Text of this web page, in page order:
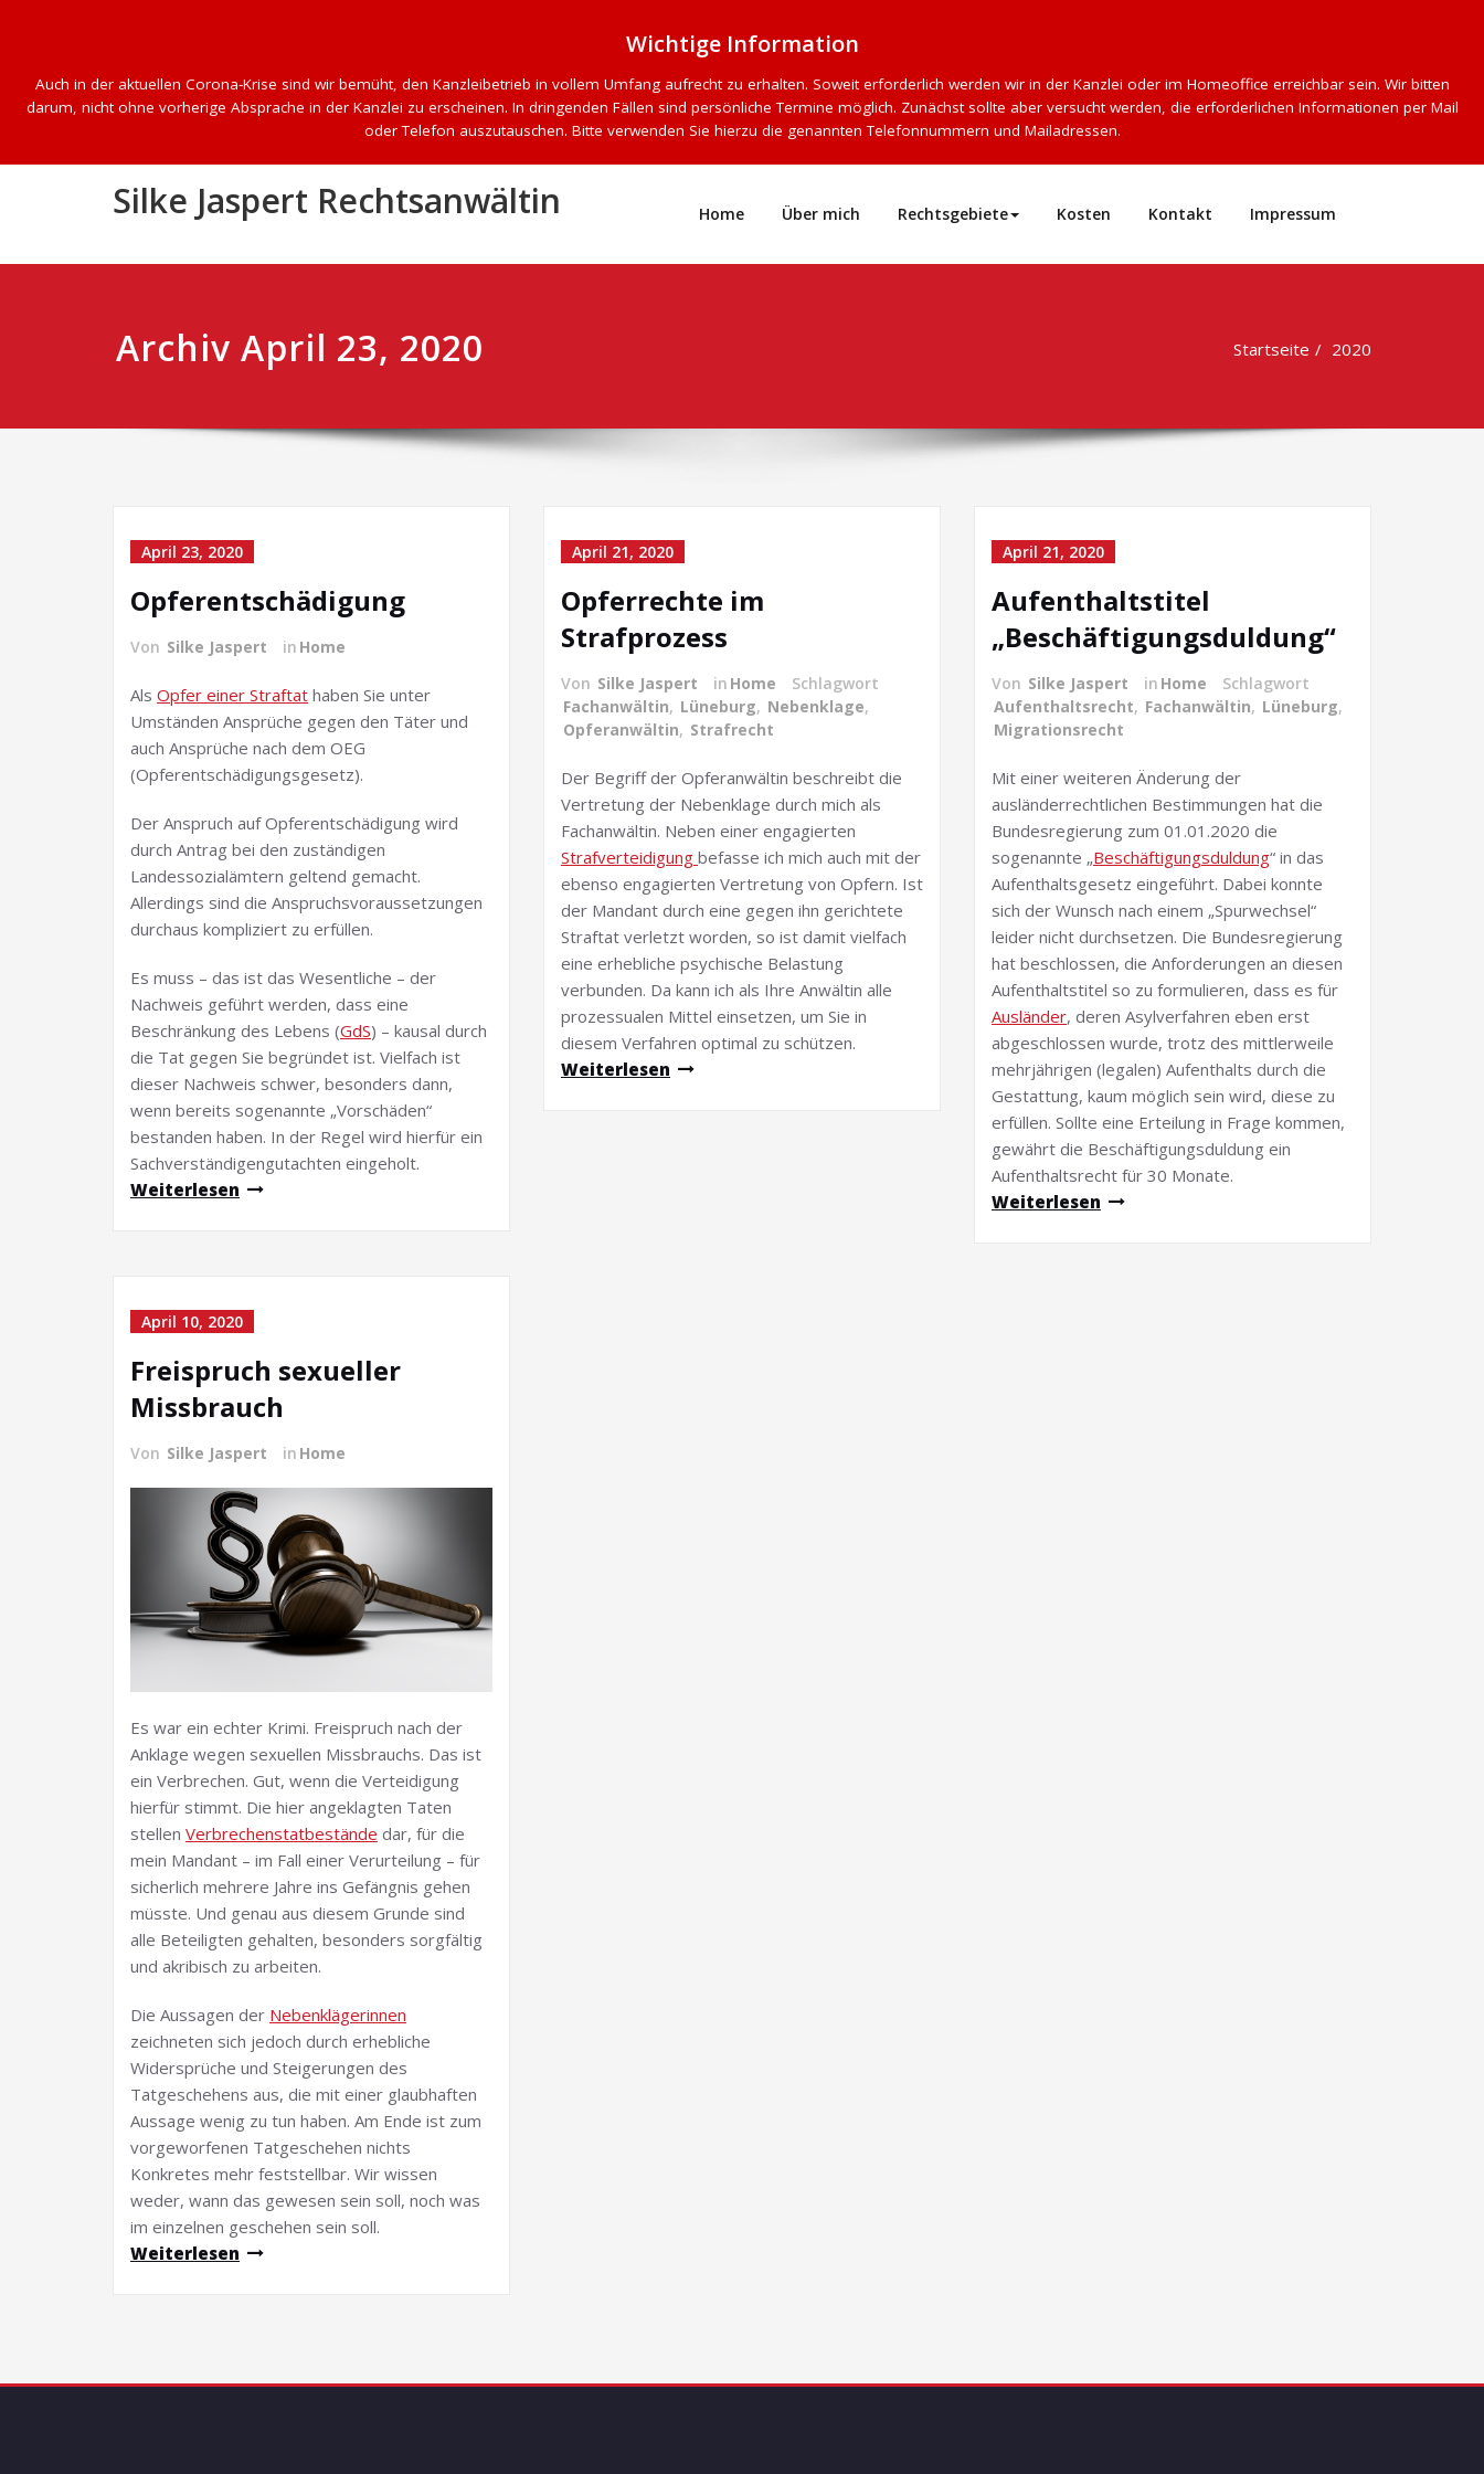
Wichtige Information
Auch in der aktuellen Corona-Krise sind wir bemüht, den Kanzleibetrieb in vollem Umfang aufrecht zu erhalten. Soweit erforderlich werden wir in der Kanzlei oder im Homeoffice erreichbar sein. Wir bitten
darum, nicht ohne vorherige Absprache in der Kanzlei zu erscheinen. In dringenden Fällen sind persönliche Termine möglich. Zunächst sollte aber versucht werden, die erforderlichen Informationen per Mail
oder Telefon auszutauschen. Bitte verwenden Sie hierzu die genannten Telefonnummern und Mailadressen.
Silke Jaspert Rechtsanwältin Home Über mich Rechtsgebiete Kosten Kontakt Impressum
Archiv April 23, 2020 Startseite 2020
April 23, 2020
Opferentschädigung
Von Silke Jaspert in Home
Als Opfer einer Straftat haben Sie unter
Umständen Ansprüche gegen den Täter und
auch Ansprüche nach dem OEG
(Opferentschädigungsgesetz).
Der Anspruch auf Opferentschädigung wird
durch Antrag bei den zuständigen
Landessozialämtern geltend gemacht.
Allerdings sind die Anspruchsvoraussetzungen
durchaus kompliziert zu erfüllen.
Es muss – das ist das Wesentliche – der
Nachweis geführt werden, dass eine
Beschränkung des Lebens (GdS) – kausal durch
die Tat gegen Sie begründet ist. Vielfach ist
dieser Nachweis schwer, besonders dann,
wenn bereits sogenannte „Vorschäden“
bestanden haben. In der Regel wird hierfür ein
Sachverständigengutachten eingeholt.
Weiterlesen
April 10, 2020
Freispruch sexueller
Missbrauch
Von Silke Jaspert in Home
Es war ein echter Krimi. Freispruch nach der
Anklage wegen sexuellen Missbrauchs. Das ist
ein Verbrechen. Gut, wenn die Verteidigung
hierfür stimmt. Die hier angeklagten Taten
stellen Verbrechenstatbestände dar, für die
mein Mandant – im Fall einer Verurteilung – für
sicherlich mehrere Jahre ins Gefängnis gehen
müsste. Und genau aus diesem Grunde sind
alle Beteiligten gehalten, besonders sorgfältig
und akribisch zu arbeiten.
Die Aussagen der Nebenklägerinnen
zeichneten sich jedoch durch erhebliche
Widersprüche und Steigerungen des
Tatgeschehens aus, die mit einer glaubhaften
Aussage wenig zu tun haben. Am Ende ist zum
vorgeworfenen Tatgeschehen nichts
Konkretes mehr feststellbar. Wir wissen
weder, wann das gewesen sein soll, noch was
im einzelnen geschehen sein soll.
Weiterlesen
April 21, 2020
Opferrechte im
Strafprozess
Von Silke Jaspert in Home
Schlagwort
Fachanwältin, Lüneburg, Nebenklage,
Opferanwältin, Strafrecht
Der Begriff der Opferanwältin beschreibt die
Vertretung der Nebenklage durch mich als
Fachanwältin. Neben einer engagierten
Strafverteidigung befasse ich mich auch mit der
ebenso engagierten Vertretung von Opfern. Ist
der Mandant durch eine gegen ihn gerichtete
Straftat verletzt worden, so ist damit vielfach
eine erhebliche psychische Belastung
verbunden. Da kann ich als Ihre Anwältin alle
prozessualen Mittel einsetzen, um Sie in
diesem Verfahren optimal zu schützen.
Weiterlesen
April 21, 2020
Aufenthaltstitel
„Beschäftigungsduldung“
Von Silke Jaspert in Home
Schlagwort
Aufenthaltsrecht, Fachanwältin, Lüneburg,
Migrationsrecht
Mit einer weiteren Änderung der
ausländerrechtlichen Bestimmungen hat die
Bundesregierung zum 01.01.2020 die
sogenannte „Beschäftigungsduldung“ in das
Aufenthaltsgesetz eingeführt. Dabei konnte
sich der Wunsch nach einem „Spurwechsel“
leider nicht durchsetzen. Die Bundesregierung
hat beschlossen, die Anforderungen an diesen
Aufenthaltstitel so zu formulieren, dass es für
Ausländer, deren Asylverfahren eben erst
abgeschlossen wurde, trotz des mittlerweile
mehrjährigen (legalen) Aufenthalts durch die
Gestattung, kaum möglich sein wird, diese zu
erfüllen. Sollte eine Erteilung in Frage kommen,
gewährt die Beschäftigungsduldung ein
Aufenthaltsrecht für 30 Monate.
Weiterlesen